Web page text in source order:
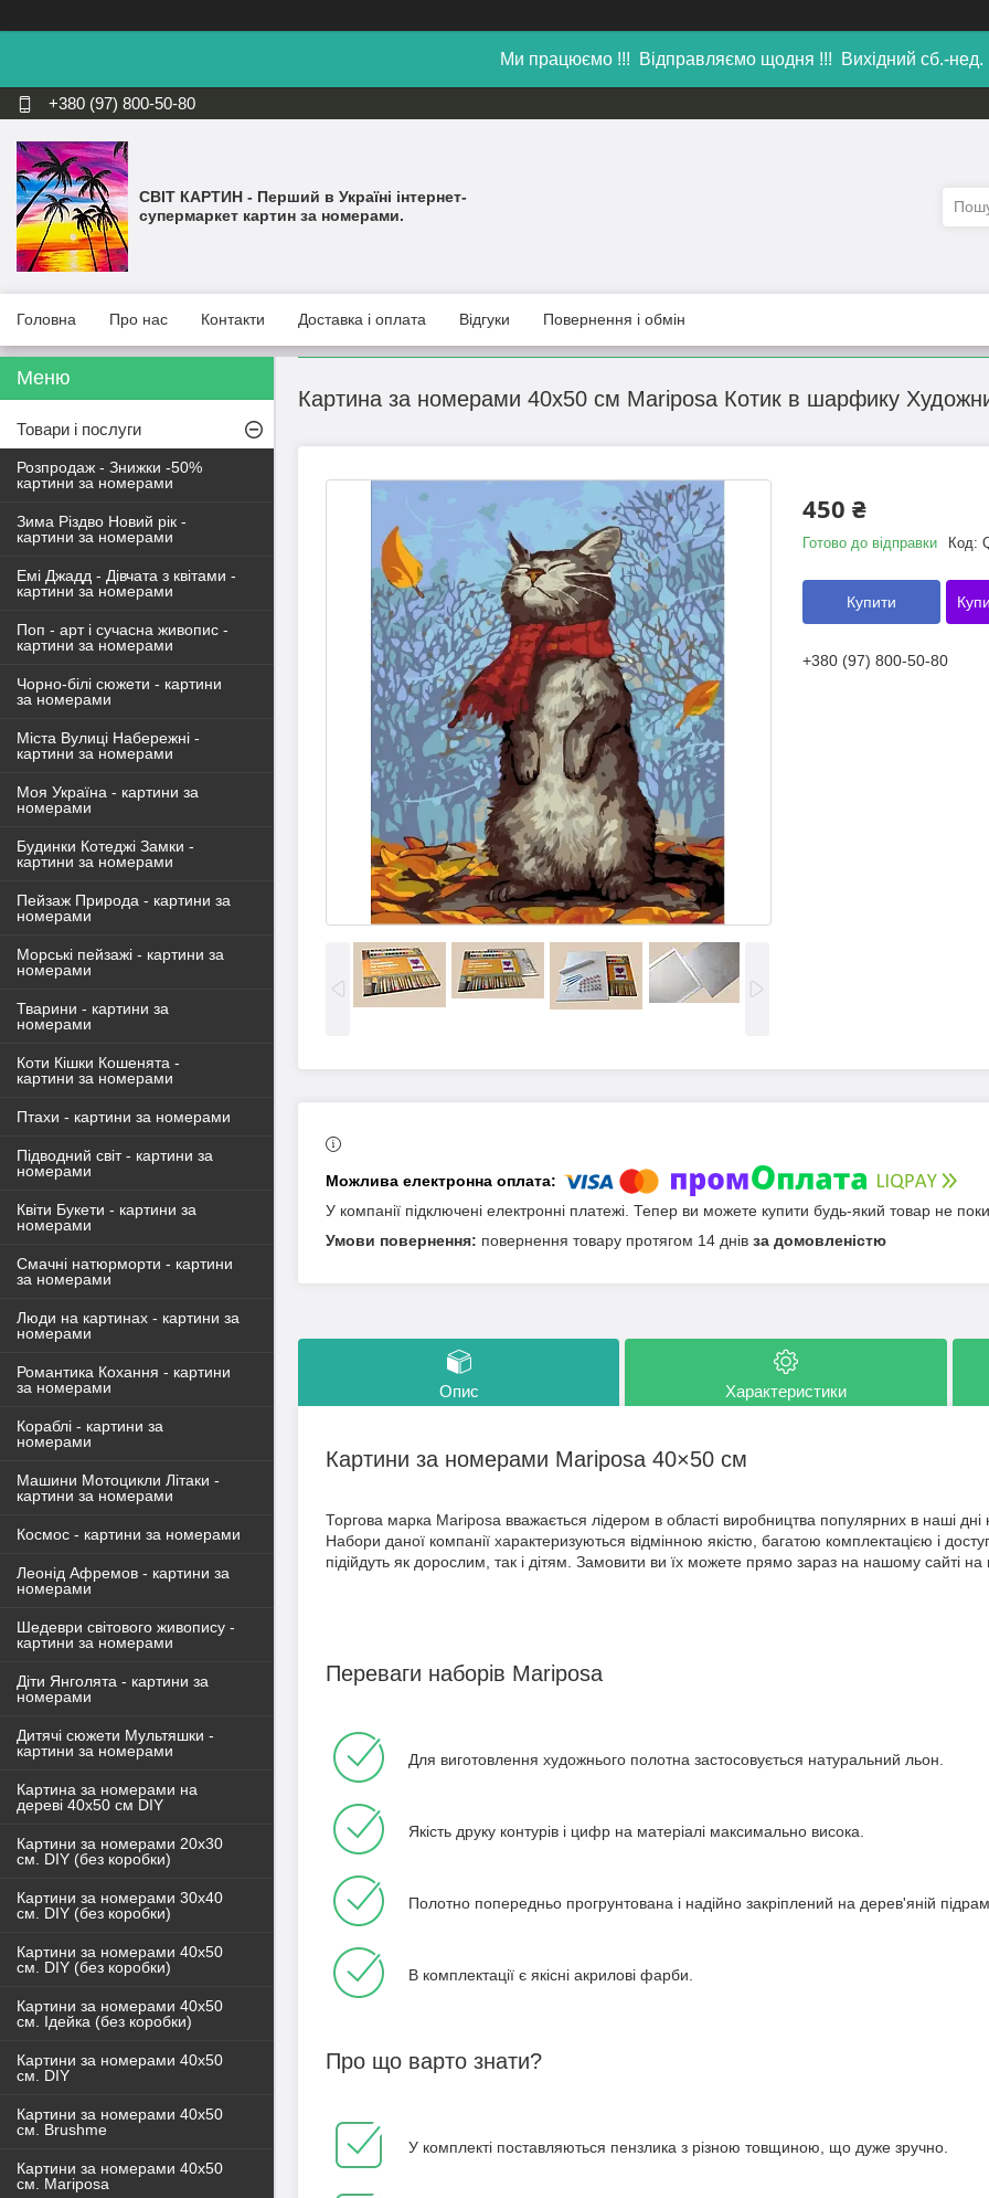
Ми працюємо !!! Відправляємо щодня !!! Вихідний сб.-нед.
+380 (97) 800-50-80
СВІТ КАРТИН - Перший в Україні інтернет-
супермаркет картин за номерами.
Головна Про нас Контакти Доставка і оплата Відгуки Повернення і обмін
Картина за номерами 40х50 см Mariposa Котик в шарфику
450 ₴
Готово до відправки Код:
Купити
+380 (97) 800-50-80
У компанії підключені електронні платежі. Тепер ви можете купити будь-який товар не
повернення товару протягом 14 днів за домовленістю
Опис Характеристики
Картини за номерами Mariposa 40×50 см
Торгова марка Mariposa вважається лідером в області виробництва популярних в наші дні
Набори даної компанії характеризуються відмінною якістю, багатою комплектацією і
підійдуть як дорослим, так і дітям. Замовити ви їх можете прямо зараз на нашому сайті на
Переваги наборів Mariposa
Для виготовлення художнього полотна застосовується натуральний льон.
Якість друку контурів і цифр на матеріалі максимально висока.
Полотно попередньо прогрунтована і надійно закріплений на дерев'яній
В комплектації є якісні акрилові фарби.
Про що варто знати?
У комплекті поставляються пензлика з різною товщиною, що дуже зручно.
Товари і послуги
Розпродаж - Знижки -50%
картини за номерами
Зима Різдво Новий рік -
картини за номерами
Емі Джадд - Дівчата з квітами -
картини за номерами
Поп - арт і сучасна живопис -
картини за номерами
Чорно-білі сюжети - картини
за номерами
Міста Вулиці Набережні -
картини за номерами
Моя Україна - картини за
номерами
Будинки Котеджі Замки -
картини за номерами
Пейзаж Природа - картини за
номерами
Морські пейзажі - картини за
номерами
Тварини - картини за
номерами
Коти Кішки Кошенята -
картини за номерами
Птахи - картини за номерами
Підводний світ - картини за
номерами
Квіти Букети - картини за
номерами
Смачні натюрморти - картини
за номерами
Люди на картинах - картини за
номерами
Романтика Кохання - картини
за номерами
Кораблі - картини за
номерами
Машини Мотоцикли Літаки -
картини за номерами
Космос - картини за номерами
Леонід Афремов - картини за
номерами
Шедеври світового живопису -
картини за номерами
Діти Янголята - картини за
номерами
Дитячі сюжети Мультяшки -
картини за номерами
Картина за номерами на
дереві 40х50 см DIY
Картини за номерами 20х30
см. DIY (без коробки)
Картини за номерами 30х40
см. DIY (без коробки)
Картини за номерами 40х50
см. DIY (без коробки)
Картини за номерами 40x50
см. Ідейка (без коробки)
Картини за номерами 40х50
см. DIY
Картини за номерами 40х50
см. Brushme
Картини за номерами 40х50
см. Mariposa